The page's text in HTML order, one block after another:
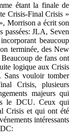
étant la finale de
Crisis-Final Crisis »
Morrison a écrit son
passées: JLA, Seven
beaucoup
terminée, des New
de fans ont
logique aux Crisis
Sans vouloir tomber
Crisis, plusieurs
majeurs qui
le DCU. Ceux qui
Crisis et qui ont été
intéressants